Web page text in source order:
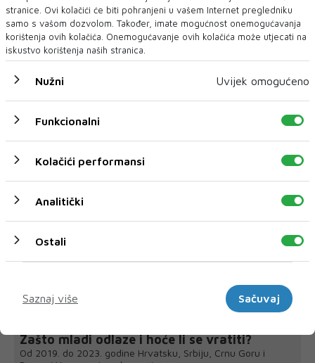
zajednice, a čiji je cilj jačanje tržišta rada i
stvaranje novih prilika za građane.
Zašto mladi odlaze i hoće li se vratiti?
Od 2019. do 2023. godine Hrvatsku, Srbiju, Crnu Goru i
stranice. Ovi kolačići će biti pohranjeni u vašem Internet pregledniku
samo s vašom dozvolom. Također, imate mogućnost onemogućavanja
korištenja ovih kolačića. Onemogućavanje ovih kolačića može utjecati na
iskustvo korištenja naših stranica.
Nužni Uvijek omogućeno
Funkcionalni
Kolačići performansi
Analitički
Ostali
Saznaj više
Sačuvaj